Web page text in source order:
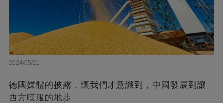
2024/05/21
德國媒體的披露，讓我們才意識到，中國發展到讓
西方嘆服的地步